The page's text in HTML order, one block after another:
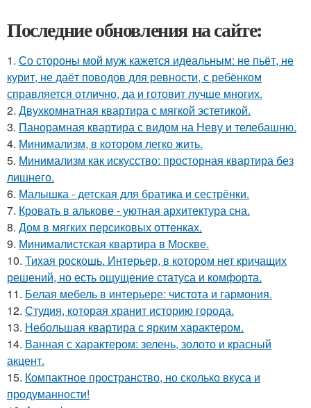
Последние обновления на сайте:
1. Со стороны мой муж кажется идеальным: не пьёт, не
курит, не даёт поводов для ревности, с ребёнком
справляется отлично, да и готовит лучше многих.
2. Двухкомнатная квартира с мягкой эстетикой.
3. Панорамная квартира с видом на Неву и телебашню.
4. Минимализм, в котором легко жить.
5. Минимализм как искусство: просторная квартира без
лишнего.
6. Малышка - детская для братика и сестрёнки.
7. Кровать в алькове - уютная архитектура сна.
8. Дом в мягких персиковых оттенках.
9. Минималистская квартира в Москве.
10. Тихая роскошь. Интерьер, в котором нет кричащих
решений, но есть ощущение статуса и комфорта.
11. Белая мебель в интерьере: чистота и гармония.
12. Студия, которая хранит историю города.
13. Небольшая квартира с ярким характером.
14. Ванная с характером: зелень, золото и красный
акцент.
15. Компактное пространство, но сколько вкуса и
продуманности!